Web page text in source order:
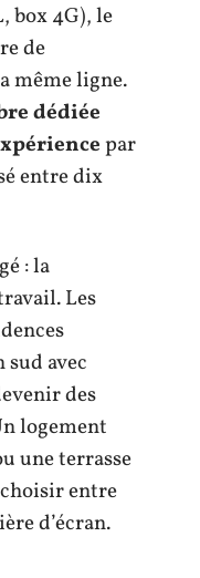
box 4G), le
de
même ligne.
dédiée
par
entre dix
: la
Les
avec
des
logement
une terrasse
entre
d’écran.